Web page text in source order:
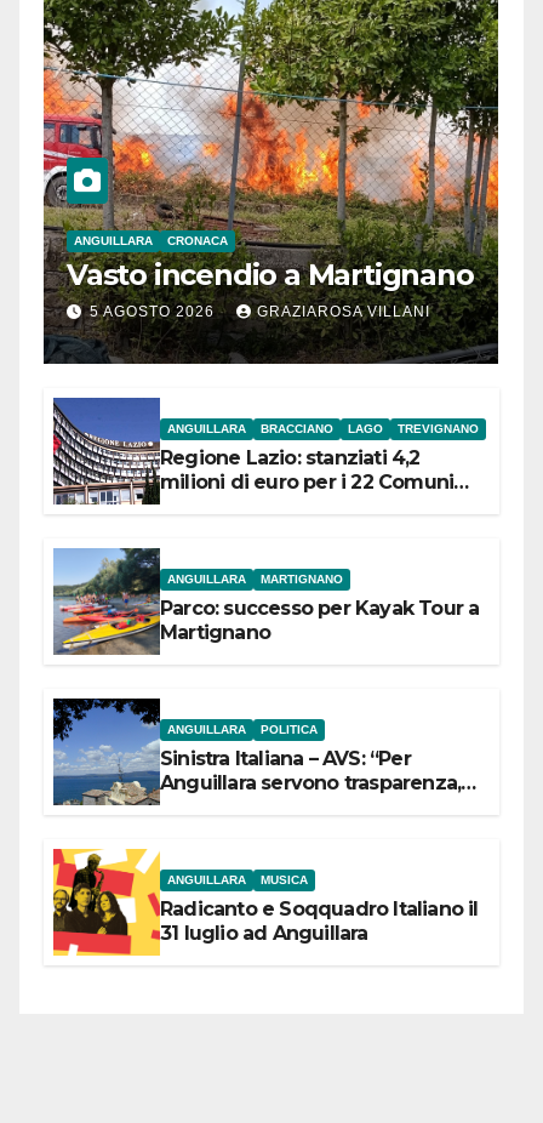
ANGUILLARA CRONACA
Vasto incendio a Martignano
5 AGOSTO 2026 GRAZIAROSA VILLANI
ANGUILLARA BRACCIANO LAGO TREVIGNANO
Regione Lazio: stanziati 4,2
milioni di euro per i 22 Comuni
ANGUILLARA MARTIGNANO
Parco: successo per Kayak Tour a
Martignano
ANGUILLARA POLITICA
Sinistra Italiana – AVS: “Per
Anguillara servono trasparenza,
ANGUILLARA MUSICA
Radicanto e Soqquadro Italiano il
31 luglio ad Anguillara